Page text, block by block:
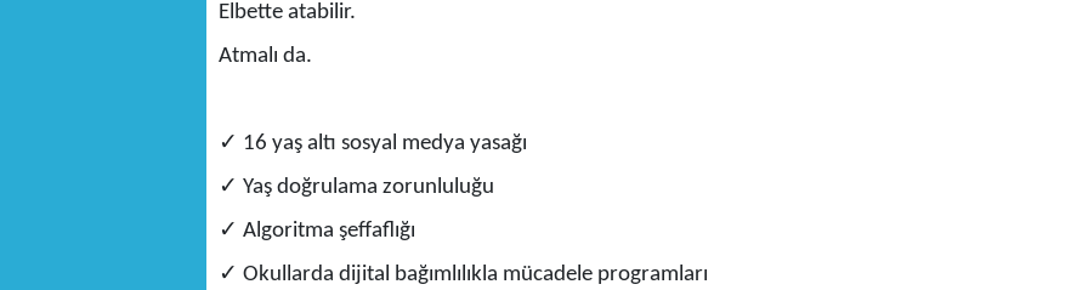
Elbette atabilir.
Atmalı da.
✓ 16 yaş altı sosyal medya yasağı
✓ Yaş doğrulama zorunluluğu
✓ Algoritma şeffaflığı
✓ Okullarda dijital bağımlılıkla mücadele programları